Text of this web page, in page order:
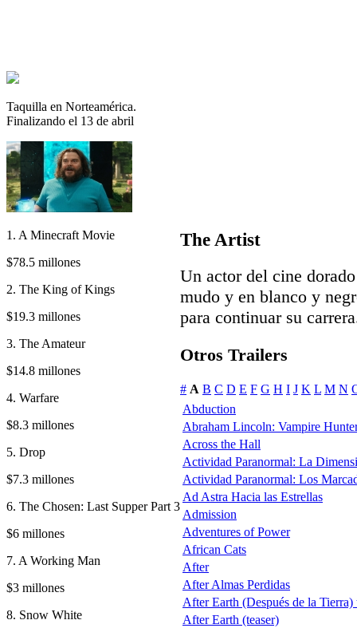
Taquilla en Norteamérica.
Finalizando el 13 de abril
1. A Minecraft Movie
$78.5 millones
2. The King of Kings
$19.3 millones
3. The Amateur
$14.8 millones
4. Warfare
$8.3 millones
5. Drop
$7.3 millones
6. The Chosen: Last Supper Part 3
$6 millones
7. A Working Man
$3 millones
8. Snow White
The Artist
Un actor del cine
mudo y en blanco y
para continuar su
Otros Trailers
# A B C D E F G H I J K L M N
Abduction
Abraham Lincoln: Vampire
Across the Hall
Actividad Paranormal: La
Actividad Paranormal: Los
Ad Astra Hacia las Estrellas
Admission
Adventures of Power
African Cats
After
After Almas Perdidas
After Earth (Después de la Tierra)
After Earth (teaser)